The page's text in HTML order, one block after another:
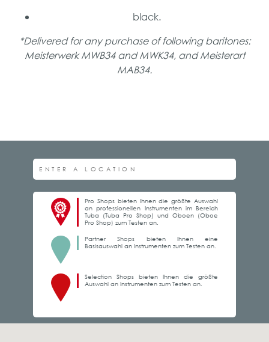
black.
*Delivered for any purchase of following baritones:
Meisterwerk MWB34 and MWK34, and Meisterart
MAB34.
Pro Shops bieten Ihnen die größte Auswahl
an professionellen Instrumenten im Bereich
Tuba (Tuba Pro Shop) und Oboen (Oboe
Pro Shop) zum Testen an.
Partner Shops bieten Ihnen eine
Basisauswahl an Instrumenten zum Testen an.
Selection Shops bieten Ihnen die größte
Auswahl an Instrumenten zum Testen an.